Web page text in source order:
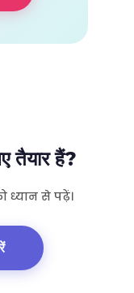
तैयार हैं?
ध्यान से पढ़ें।